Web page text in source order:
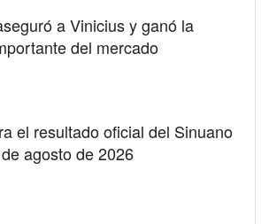
a Vinicius y ganó la
del mercado
el resultado oficial del Sinuano
agosto de 2026